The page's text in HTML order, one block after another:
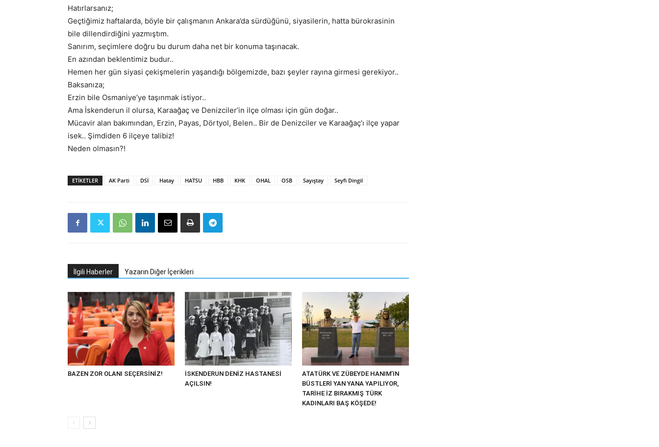
Hatırlarsanız;
Geçtiğimiz haftalarda, böyle bir çalışmanın Ankara’da sürdüğünü, siyasilerin, hatta bürokrasinin
bile dillendirdiğini yazmıştım.
Sanırım, seçimlere doğru bu durum daha net bir konuma taşınacak.
En azından beklentimiz budur..
Hemen her gün siyasi çekişmelerin yaşandığı bölgemizde, bazı şeyler rayına girmesi gerekiyor..
Baksanıza;
Erzin bile Osmaniye’ye taşınmak istiyor..
Ama İskenderun il olursa, Karaağaç ve Denizciler’in ilçe olması için gün doğar..
Mücavir alan bakımından, Erzin, Payas, Dörtyol, Belen.. Bir de Denizciler ve Karaağaç’ı ilçe yapar
isek.. Şimdiden 6 ilçeye talibiz!
Neden olmasın?!
ETIKETLER AK Parti DSİ Hatay HATSU HBB KHK OHAL OSB Sayıştay Seyfi Dingil
İlgili Haberler Yazarın Diğer İçerikleri
BAZEN ZOR OLANI SEÇERSİNİZ!
İSKENDERUN DENİZ HASTANESİ
AÇILSIN!
ATATÜRK VE ZÜBEYDE HANIM’IN
BÜSTLERİ YAN YANA YAPILIYOR,
TARİHE İZ BIRAKMIŞ TÜRK
KADINLARI BAŞ KÖŞEDE!